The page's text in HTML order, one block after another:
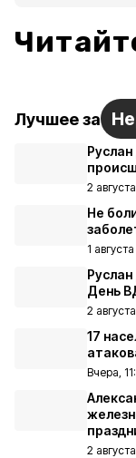
Лучшее за
2
Не
1
День
2
17
Вчера,
2